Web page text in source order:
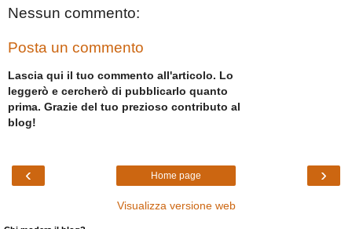
Nessun commento:
Posta un commento
Lascia qui il tuo commento all'articolo. Lo
leggerò e cercherò di pubblicarlo quanto
prima. Grazie del tuo prezioso contributo al
blog!
‹ ›
Home page
Visualizza versione web